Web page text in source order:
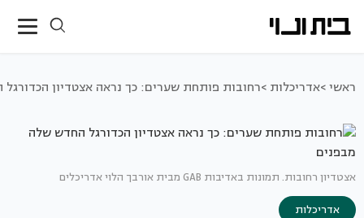
ראשי >אדריכלות >רחובות פותחת שערים: כך נראה אצטדיון
אצטדיון רחובות. תמונות באדיבות GAB מבית אורבך הלוי אדריכלים
אדריכלות